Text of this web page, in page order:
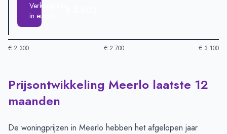
Verkoopprijs
in euro's
€ 2.300 € 2.700 € 3.100
Huizenprijzen in Meerlo per m2-Afgelopen 3 maanden (per
Vraagprijs in euro's
Prijsontwikkeling Meerlo laatste 12
maanden
De woningprijzen in Meerlo hebben het afgelopen jaar